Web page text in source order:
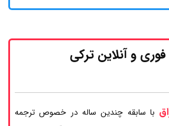
و آنلاین ترکی
با سابقه چندین ساله در خصوص ترجمه